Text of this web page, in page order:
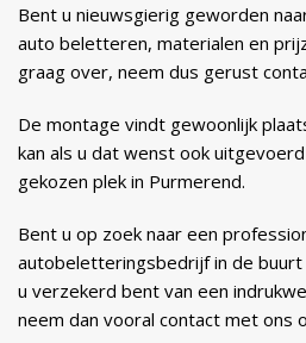
Bent u nieuwsgierig geworden
auto beletteren, materialen en
graag over, neem dus gerust
De montage vindt gewoonlijk
kan als u dat wenst ook
gekozen plek in Purmerend.
Bent u op zoek naar een
autobeletteringsbedrijf in de buurt
u verzekerd bent van een
neem dan vooral contact met ons